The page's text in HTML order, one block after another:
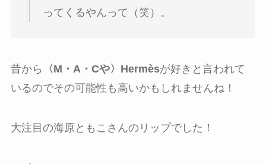
ってくるやんって（笑）。
昔から 〈M・A・Cや〉 Hermèsが好きと言われて
いるのでその可能性も高いかもしれませんね！
大注目の海原ともこさんのリップでした！